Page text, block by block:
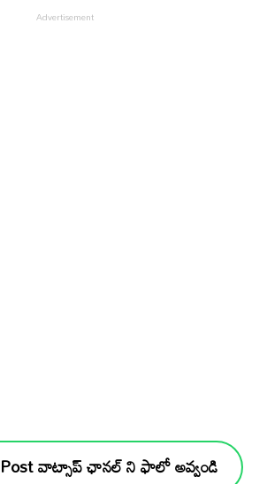
వాట్సాప్ ఛానల్ ని ఫాలో అవ్వండి